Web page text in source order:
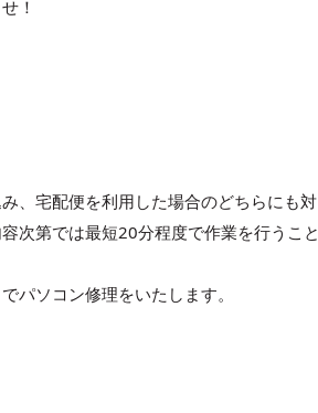
！
、宅配便を利用した場合のどちらにも対
次第では最短20分程度で作業を行うこと
パソコン修理をいたします。